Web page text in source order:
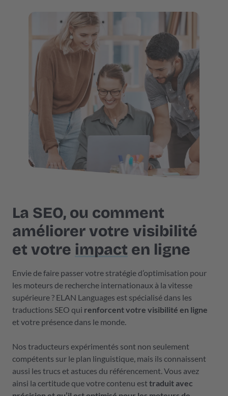
La SEO, ou comment
améliorer votre visibilité
et votre impact en ligne
Envie de faire passer votre stratégie d’optimisation pour
les moteurs de recherche internationaux à la vitesse
supérieure ? ELAN Languages est spécialisé dans les
traductions SEO qui renforcent votre visibilité en ligne
et votre présence dans le monde.
Nos traducteurs expérimentés sont non seulement
compétents sur le plan linguistique, mais ils connaissent
aussi les trucs et astuces du référencement. Vous avez
ainsi la certitude que votre contenu esttraduit avec